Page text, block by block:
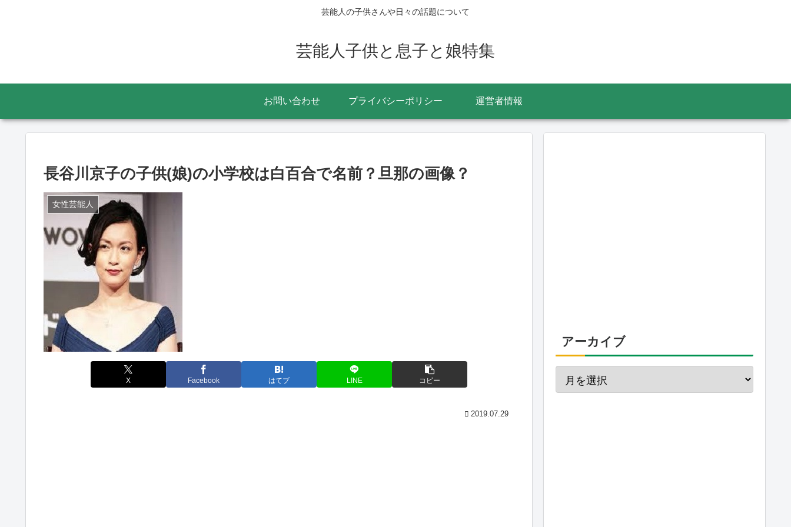
芸能人の子供さんや日々の話題について
芸能人子供と息子と娘特集
お問い合わせ プライバシーポリシー 運営者情報
長谷川京子の子供(娘)の小学校は白百合で名前？旦那の画像？
女性芸能人
X Facebook はてブ LINE コピー
2019.07.29
アーカイブ